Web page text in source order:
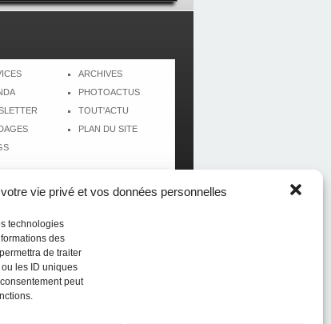
vie privé et vos données personnelles
technologies
des
de traiter
les ID uniques
peut
ARCHIVES
PHOTOACTUS
TOUT'ACTU
PLAN DU SITE